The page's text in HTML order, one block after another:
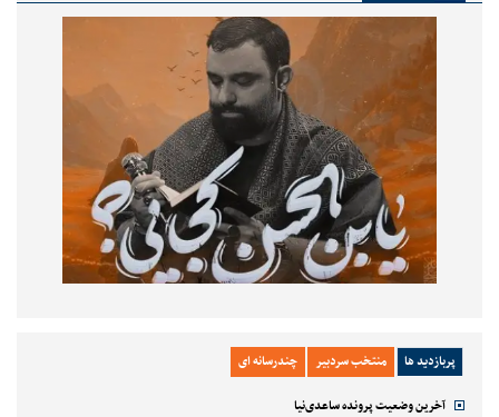
پربازدید ها منتخب سردبیر چندرسانه ای
آخرین وضعیت پرونده ساعدی‌نیا